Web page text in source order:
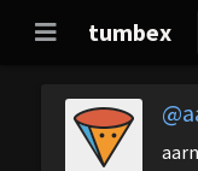
tumbex